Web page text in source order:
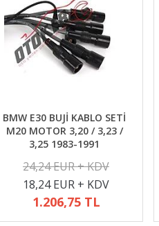
BMW E30 BUJİ KABLO SETİ
M20 MOTOR 3,20 / 3,23 /
3,25 1983-1991
24,24 EUR + KDV
18,24 EUR + KDV
1.206,75 TL